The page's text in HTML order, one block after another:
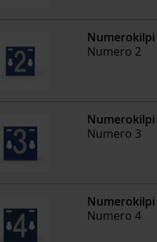
Numerokilpi
Numero 2
Numerokilpi
Numero 3
Numerokilpi
Numero 4